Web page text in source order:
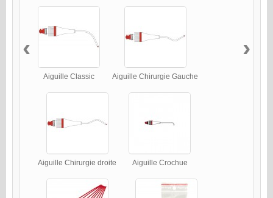
Aiguille Classic Aiguille Chirurgie Gauche
Aiguille Chirurgie droite Aiguille Crochue
‹ ›